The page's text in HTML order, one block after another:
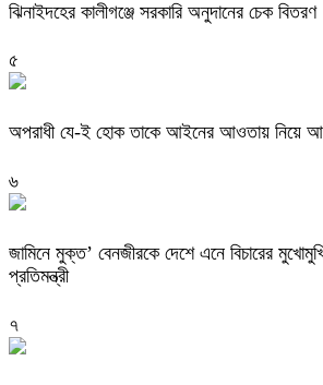
ঝিনাইদহের কালীগঞ্জে সরকারি অনুদানের চেক বিতরণ
৫
অপরাধী যে-ই হোক তাকে আইনের আওতায় নিয়ে
৬
জামিনে মুক্ত’ বেনজীরকে দেশে এনে বিচারের
প্রতিমন্ত্রী
৭